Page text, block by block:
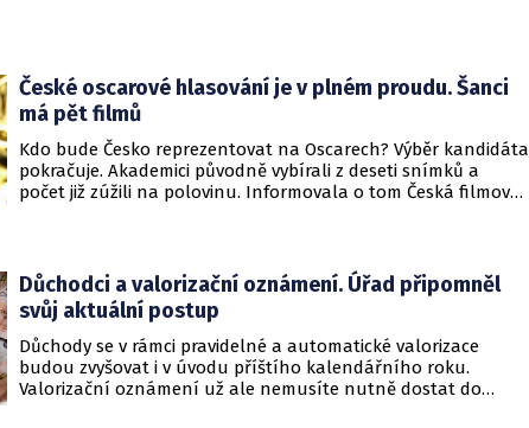
České oscarové hlasování je v plném proudu. Šanci
má pět filmů
Kdo bude Česko reprezentovat na Oscarech? Výběr kandidáta
pokračuje. Akademici původně vybírali z deseti snímků a
počet již zúžili na polovinu. Informovala o tom Česká filmová
Důchodci a valorizační oznámení. Úřad připomněl
svůj aktuální postup
Důchody se v rámci pravidelné a automatické valorizace
budou zvyšovat i v úvodu příštího kalendářního roku.
Valorizační oznámení už ale nemusíte nutně dostat do